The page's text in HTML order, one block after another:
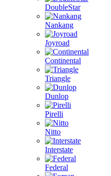
DoubleStar
Nankang
Joyroad
Continental
Triangle
Dunlop
Pirelli
Nitto
Interstate
Federal